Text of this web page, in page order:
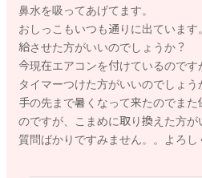
鼻水を吸ってあげてます。
おしっこもいつも通りに出ていま
給させた方がいいのでしょうか？
今現在エアコンを付けているので
タイマーつけた方がいいのでしょう
手の先まで暑くなって来たのでま
のですが、こまめに取り換えた方が
質問ばかりですみません。。よろし